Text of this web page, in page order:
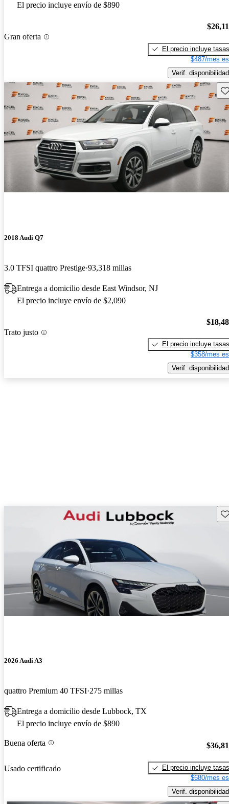
El precio incluye envío de $890
Gran oferta
El precio incluye tasas
$487/mes
Verif. disponibilidad
2018 Audi Q7
3.0 TFSI quattro Prestige 93,318 millas
Entrega a domicilio desde East Windsor, NJ
El precio incluye envío de $2,090
Trato justo
El precio incluye tasas
$358/mes
Verif. disponibilidad
2026 Audi A3
quattro Premium 40 TFSI 275 millas
Entrega a domicilio desde Lubbock, TX
El precio incluye envío de $890
Buena oferta
Usado certificado
El precio incluye tasas
$680/mes
Verif. disponibilidad